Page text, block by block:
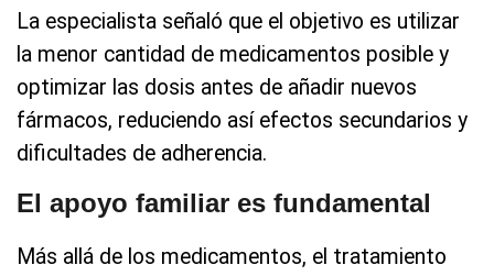
La especialista señaló que el objetivo es utilizar
la menor cantidad de medicamentos posible y
optimizar las dosis antes de añadir nuevos
fármacos, reduciendo así efectos secundarios y
dificultades de adherencia.
El apoyo familiar es fundamental
Más allá de los medicamentos, el tratamiento